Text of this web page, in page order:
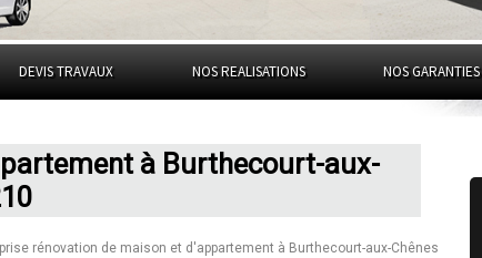
DEVIS TRAVAUX NOS REALISATIONS NOS GARANTIES
à Burthecourt-aux-
rénovation de maison et d'appartement à Burthecourt-aux-Chênes